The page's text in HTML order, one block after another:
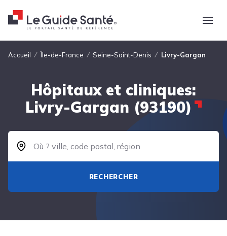
Fil d'Ariane
Accueil Île-de-France Seine-Saint-Denis Livry-Gargan
Hôpitaux et cliniques:
Livry-Gargan (93190)
RECHERCHER